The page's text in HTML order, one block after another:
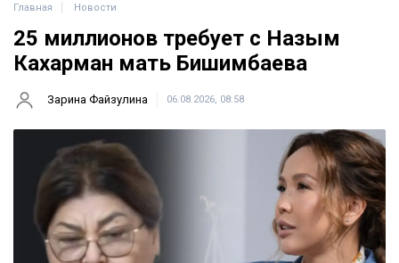
Главная Новости
25 миллионов требует с Назым
Кахарман мать Бишимбаева
Зарина Файзулина 06.08.2026, 08:58